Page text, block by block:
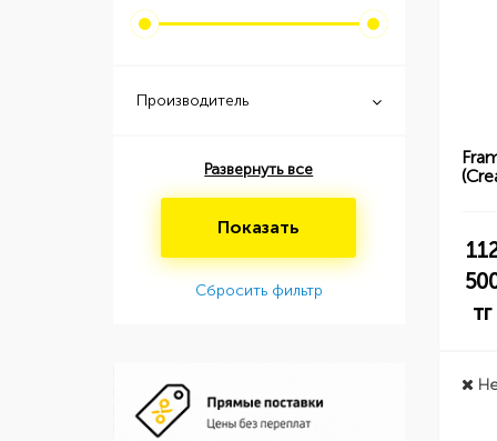
Производитель
Развернуть все
Показать
Сбросить фильтр
тг